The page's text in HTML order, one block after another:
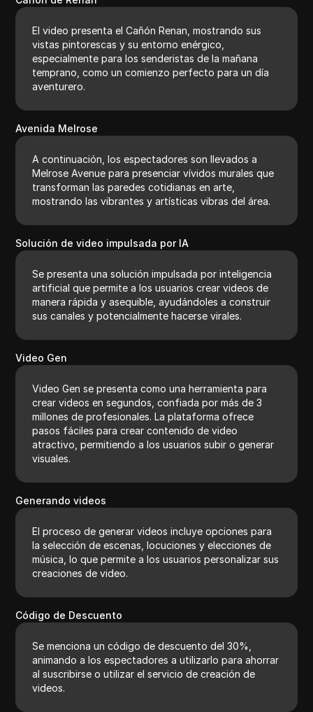
El video presenta el Cañón Renan, mostrando sus
vistas pintorescas y su entorno enérgico,
especialmente para los senderistas de la mañana
temprano, como un comienzo perfecto para un día
aventurero.
Avenida Melrose
A continuación, los espectadores son llevados a
Melrose Avenue para presenciar vívidos murales que
transforman las paredes cotidianas en arte,
mostrando las vibrantes y artísticas vibras del área.
Solución de video impulsada por IA
Se presenta una solución impulsada por inteligencia
artificial que permite a los usuarios crear videos de
manera rápida y asequible, ayudándoles a construir
sus canales y potencialmente hacerse virales.
Video Gen
Video Gen se presenta como una herramienta para
crear videos en segundos, confiada por más de 3
millones de profesionales. La plataforma ofrece
pasos fáciles para crear contenido de video
atractivo, permitiendo a los usuarios subir o generar
visuales.
Generando videos
El proceso de generar videos incluye opciones para
la selección de escenas, locuciones y elecciones de
música, lo que permite a los usuarios personalizar sus
creaciones de video.
Código de Descuento
Se menciona un código de descuento del 30%,
animando a los espectadores a utilizarlo para ahorrar
al suscribirse o utilizar el servicio de creación de
videos.